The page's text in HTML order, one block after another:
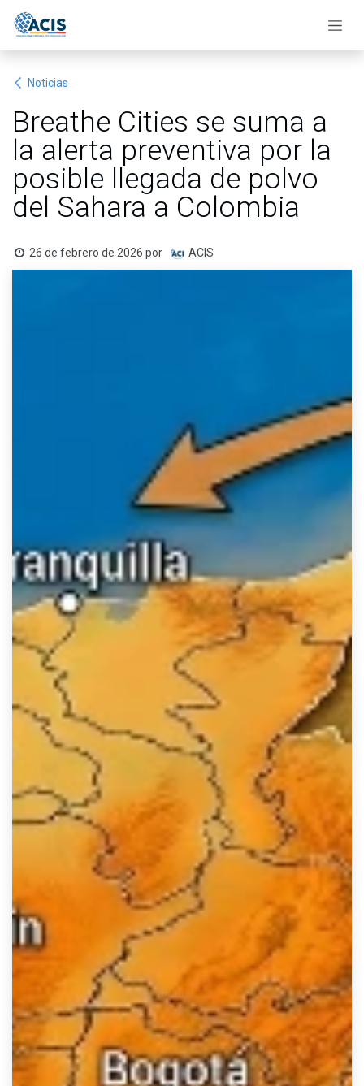
Noticias
Breathe Cities se suma a
la alerta preventiva por la
posible llegada de polvo
del Sahara a Colombia
26 de febrero de 2026 por ACIS